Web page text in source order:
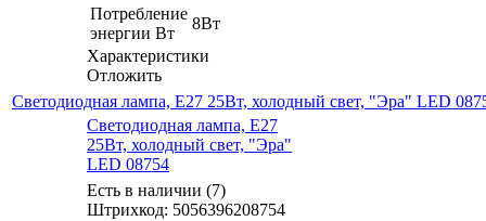
Потребление
энергии Вт
8Вт
Характеристики
Отложить
Светодиодная лампа, E27 25Вт, холодный свет, "Эра" LED
Светодиодная лампа, E27
25Вт, холодный свет, "Эра"
LED 08754
Есть в наличии (7)
Штрихкод: 5056396208754